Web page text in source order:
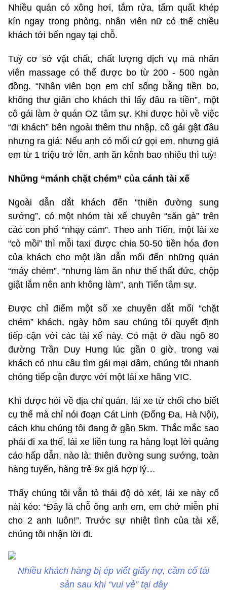
Nhiều quán có xông hơi, tắm rửa, tẩm quất khép
kín ngay trong phòng, nhân viên nữ có thể chiều
khách tới bến ngay tại chỗ.
Tuỳ cơ sở vật chất, chất lượng dịch vụ mà nhân
viên massage có thể được bo từ 200 - 500 ngàn
đồng. “Nhân viên bọn em chỉ sống bằng tiền bo,
không thư giãn cho khách thì lấy đâu ra tiền”, một
cô gái làm ở quán OZ tâm sự. Khi được hỏi về việc
“đi khách” bên ngoài thêm thu nhập, cô gái gật đầu
nhưng ra giá: Nếu anh có mối cứ gọi em, nhưng giá
em từ 1 triệu trở lên, anh ăn kênh bao nhiêu thì tuỳ!
Những “mánh chặt chém” của cánh tài xế
Ngoài dẫn dắt khách đến “thiên đường sung
sướng”, có một nhóm tài xế chuyên “săn gà” trên
các con phố “nhạy cảm”. Theo anh Tiến, một lái xe
“cò mồi” thì mỗi taxi được chia 50-50 tiền hóa đơn
của khách cho một lần dẫn mối đến những quán
“máy chém”, “nhưng làm ăn như thế thất đức, chộp
giật lắm nên anh không làm”, anh Tiến tâm sự.
Được chỉ điểm một số xe chuyên dắt mối “chặt
chém” khách, ngày hôm sau chúng tôi quyết định
tiếp cận với các tài xế này. Có mặt ở đầu ngõ 80
đường Trần Duy Hưng lúc gần 0 giờ, trong vai
khách có nhu cầu tìm gái mại dâm, chúng tôi nhanh
chóng tiếp cận được với một lái xe hãng VIC.
Khi được hỏi về địa chỉ quán, lái xe từ chối cho biết
cụ thể mà chỉ nói đoạn Cát Linh (Đống Đa, Hà Nội),
cách khu chúng tôi đang ở gần 5km. Thắc mắc sao
phải đi xa thế, lái xe liền tung ra hàng loạt lời quảng
cáo hấp dẫn, nào là: thiên đường sung sướng, toàn
hàng tuyển, hàng trẻ 9x giá hợp lý…
Thấy chúng tôi vẫn tỏ thái độ dò xét, lái xe này cố
nài kéo: “Đây là chỗ ông anh em, em chở miễn phí
cho 2 anh luôn!”. Trước sự nhiệt tình của tài xế,
chúng tôi nhận lời đi.
Nhiều khách hàng bị ép viết giấy nợ, cầm cố tài
sản sau khi “vui vẻ” tại đây